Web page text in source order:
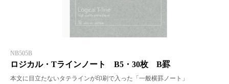
NB505B
ロジカル・Tラインノート B5・30枚 B罫
本文に目立たないタテラインが印刷で入った「一般横罫ノート」